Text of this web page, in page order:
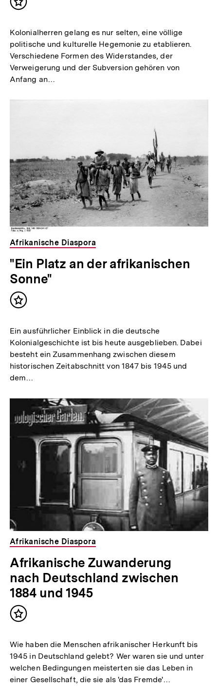
Inhalt
Kolonialherren gelang es nur selten, eine völlige
politische und kulturelle Hegemonie zu etablieren.
Verschiedene Formen des Widerstandes, der
Verweigerung und der Subversion gehören von
Anfang an…
Afrikanische Diaspora
"Ein Platz an der afrikanischen
Sonne"
Inhalt
Ein ausführlicher Einblick in die deutsche
Kolonialgeschichte ist bis heute ausgeblieben. Dabei
besteht ein Zusammenhang zwischen diesem
historischen Zeitabschnitt von 1847 bis 1945 und
dem…
Afrikanische Diaspora
Afrikanische Zuwanderung
nach Deutschland zwischen
1884 und 1945
Inhalt
Wie haben die Menschen afrikanischer Herkunft bis
1945 in Deutschland gelebt? Wer waren sie und unter
welchen Bedingungen meisterten sie das Leben in
einer Gesellschaft, die sie als 'das Fremde'…